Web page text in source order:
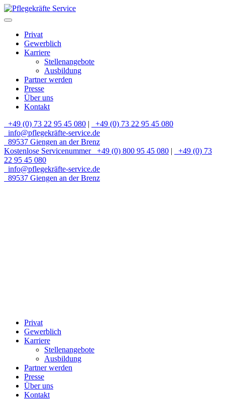
Privat
Gewerblich
Karriere
Stellenangebote
Ausbildung
Partner werden
Presse
Über uns
Kontakt
+49 (0) 73 22 95 45 080 |
+49 (0) 73 22 95 45 080
info@pflegekräfte-service.de
89537 Giengen an der Brenz
Kostenlose Servicenummer
+49 (0) 800 95 45 080 |
+49 (0) 73
22 95 45 080
info@pflegekräfte-service.de
89537 Giengen an der Brenz
Privat
Gewerblich
Karriere
Stellenangebote
Ausbildung
Partner werden
Presse
Über uns
Kontakt